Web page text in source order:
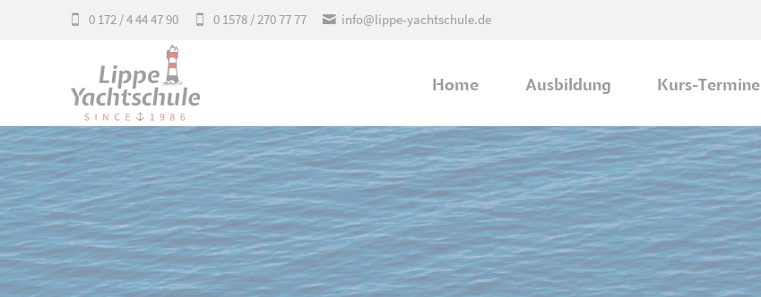
0 172 / 4 44 47 90 0 1578 / 270 77 77 info@lippe-yachtschule.de
Home Ausbildung
Ausbildung in Bad Oeynhausen
Ausbildung in Rheda-Wiedenbrück
Ausbildung in Hameln
Praxis Ausbildung - Mittellandkanal
Praxis Ausbildung - Weser (Hameln)
Kurs-Termine